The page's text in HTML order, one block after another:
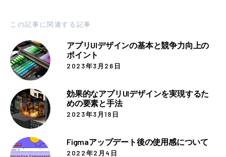
この記事に関連する記事
アプリUIデザインの基本と競争力向上の
ポイント
2023年3月26日
効果的なアプリUIデザインを実現するた
めの要素と手法
2023年3月19日
Figmaアップデート後の使用感について
2022年2月4日